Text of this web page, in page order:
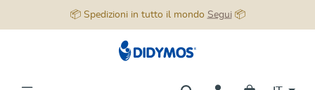
📦 Spedizioni in tutto il mondo Segui📦